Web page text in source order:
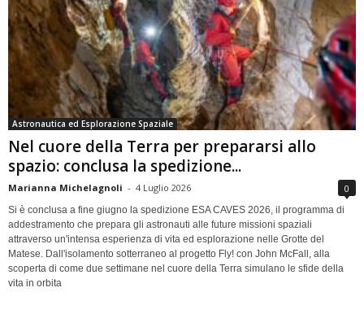
Astronautica ed Esplorazione Spaziale
Nel cuore della Terra per prepararsi allo
spazio: conclusa la spedizione...
Marianna Michelagnoli - 4 Luglio 2026 0
Si è conclusa a fine giugno la spedizione ESA CAVES 2026, il programma di
addestramento che prepara gli astronauti alle future missioni spaziali
attraverso un'intensa esperienza di vita ed esplorazione nelle Grotte del
Matese. Dall'isolamento sotterraneo al progetto Fly! con John McFall, alla
scoperta di come due settimane nel cuore della Terra simulano le sfide della
vita in orbita